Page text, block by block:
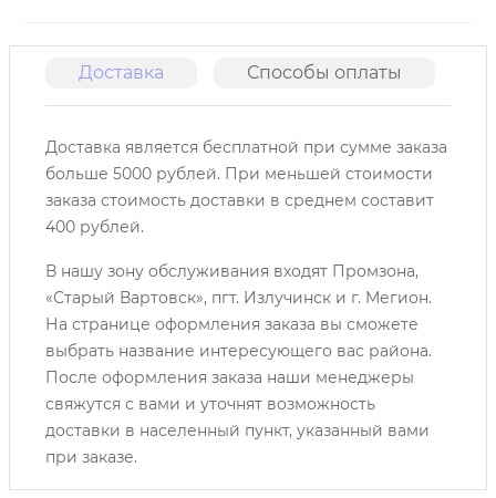
Доставка Способы оплаты
Доставка является бесплатной при сумме заказа
больше 5000 рублей. При меньшей стоимости
заказа стоимость доставки в среднем составит
400 рублей.
В нашу зону обслуживания входят Промзона,
«Старый Вартовск», пгт. Излучинск и г. Мегион.
На странице оформления заказа вы сможете
выбрать название интересующего вас района.
После оформления заказа наши менеджеры
свяжутся с вами и уточнят возможность
доставки в населенный пункт, указанный вами
при заказе.